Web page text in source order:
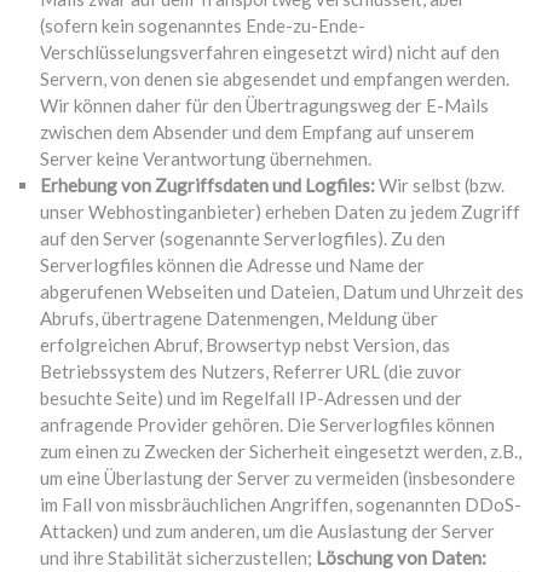
(sofern kein sogenanntes Ende-zu-Ende-
Verschlüsselungsverfahren eingesetzt wird) nicht auf den
Servern, von denen sie abgesendet und empfangen werden.
Wir können daher für den Übertragungsweg der E-Mails
zwischen dem Absender und dem Empfang auf unserem
Server keine Verantwortung übernehmen.
Erhebung von Zugriffsdaten und Logfiles:Wir selbst (bzw.
unser Webhostinganbieter) erheben Daten zu jedem Zugriff
auf den Server (sogenannte Serverlogfiles). Zu den
Serverlogfiles können die Adresse und Name der
abgerufenen Webseiten und Dateien, Datum und Uhrzeit des
Abrufs, übertragene Datenmengen, Meldung über
erfolgreichen Abruf, Browsertyp nebst Version, das
Betriebssystem des Nutzers, Referrer URL (die zuvor
besuchte Seite) und im Regelfall IP-Adressen und der
anfragende Provider gehören. Die Serverlogfiles können
zum einen zu Zwecken der Sicherheit eingesetzt werden, z.B.,
um eine Überlastung der Server zu vermeiden (insbesondere
im Fall von missbräuchlichen Angriffen, sogenannten DDoS-
Attacken) und zum anderen, um die Auslastung der Server
und ihre Stabilität sicherzustellen; Löschung von Daten: